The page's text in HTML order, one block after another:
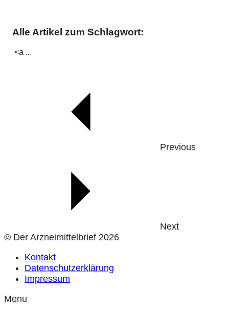
Alle Artikel zum Schlagwort:
<a ...
Previous
Next
© Der Arzneimittelbrief 2026
Kontakt
Datenschutzerklärung
Impressum
Menu